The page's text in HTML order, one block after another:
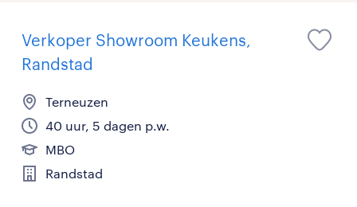
Verkoper Showroom Keukens,
Randstad
Terneuzen
40 uur, 5 dagen p.w.
MBO
Randstad